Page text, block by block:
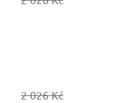
2 026 Kč